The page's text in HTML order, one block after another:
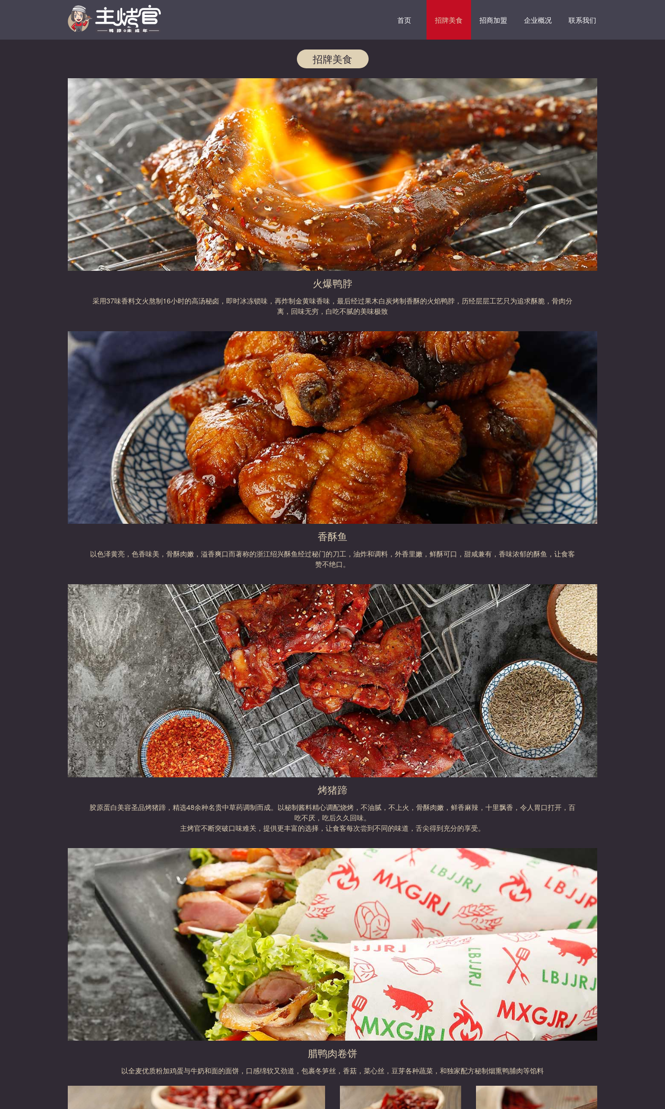
首页 招牌美食 招商加盟 企业概况 联系我们
招牌美食
火爆鸭脖
采用37味香料文火熬制16小时的高汤秘卤，即时冰冻锁味，再炸制金黄味香味，最后经过果木白炭烤制香酥的火焰鸭脖，历经层层工艺只为追求酥脆，骨肉分
离，回味无穷，白吃不腻的美味极致
香酥鱼
以色泽黄亮，色香味美，骨酥肉嫩，溢香爽口而著称的浙江绍兴酥鱼经过秘门的刀工，油炸和调料，外香里嫩，鲜酥可口，甜咸兼有，香味浓郁的酥鱼，让食客
赞不绝口。
烤猪蹄
胶原蛋白美容圣品烤猪蹄，精选48余种名贵中草药调制而成。以秘制酱料精心调配烧烤，不油腻，不上火，骨酥肉嫩，鲜香麻辣，十里飘香，令人胃口打开，百
吃不厌，吃后久久回味。
主烤官不断突破口味难关，提供更丰富的选择，让食客每次尝到不同的味道，舌尖得到充分的享受。
腊鸭肉卷饼
以全麦优质粉加鸡蛋与牛奶和面的面饼，口感绵软又劲道，包裹冬笋丝，香菇，菜心丝，豆芽各种蔬菜，和独家配方秘制烟熏鸭脯肉等馅料